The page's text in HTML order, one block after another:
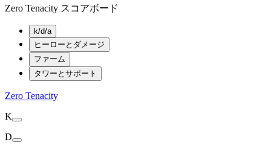
Zero Tenacity スコアボード
k/d/a
ヒーローとダメージ
ファーム
タワーとサポート
Zero Tenacity
K
D